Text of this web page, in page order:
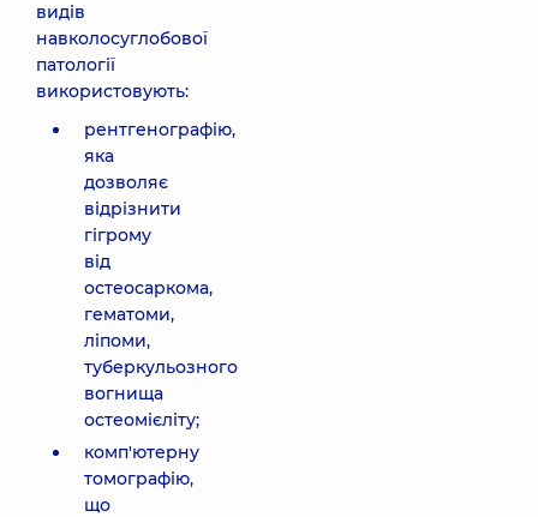
видів
навколосуглобової
патології
використовують:
рентгенографію,
яка
дозволяє
відрізнити
гігрому
від
остеосаркома,
гематоми,
ліпоми,
туберкульозного
вогнища
остеомієліту;
комп'ютерну
томографію,
що